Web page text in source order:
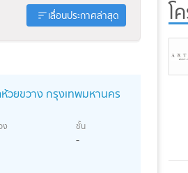
เลื่อนประกาศล่าสุด
วยขวาง กรุงเทพมหานคร
ชั้น
-
โ